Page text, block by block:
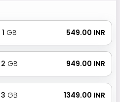
1 GB ₹ 549.00 INR
2 GB ₹ 949.00 INR
3 GB ₹ 1349.00 INR